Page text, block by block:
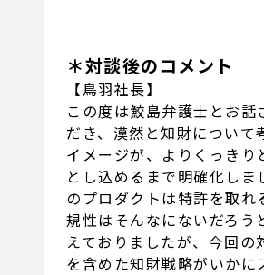
＊対談後のコメント
【鳥羽社長】
この度は鮫島弁護士とお話
だき、漠然と知財について
イメージが、よりくっきり
とし込めるまで明確化しま
のプロダクトは特許を取れ
規性はそんなにないだろう
えておりましたが、今回の
を含めた知財戦略がいかに